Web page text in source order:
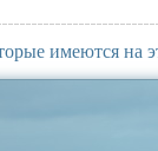
имеются на